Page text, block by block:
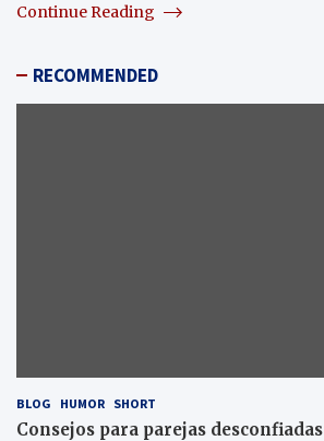
Continue Reading
RECOMMENDED
BLOG HUMOR SHORT
Consejos para parejas desconfiadas